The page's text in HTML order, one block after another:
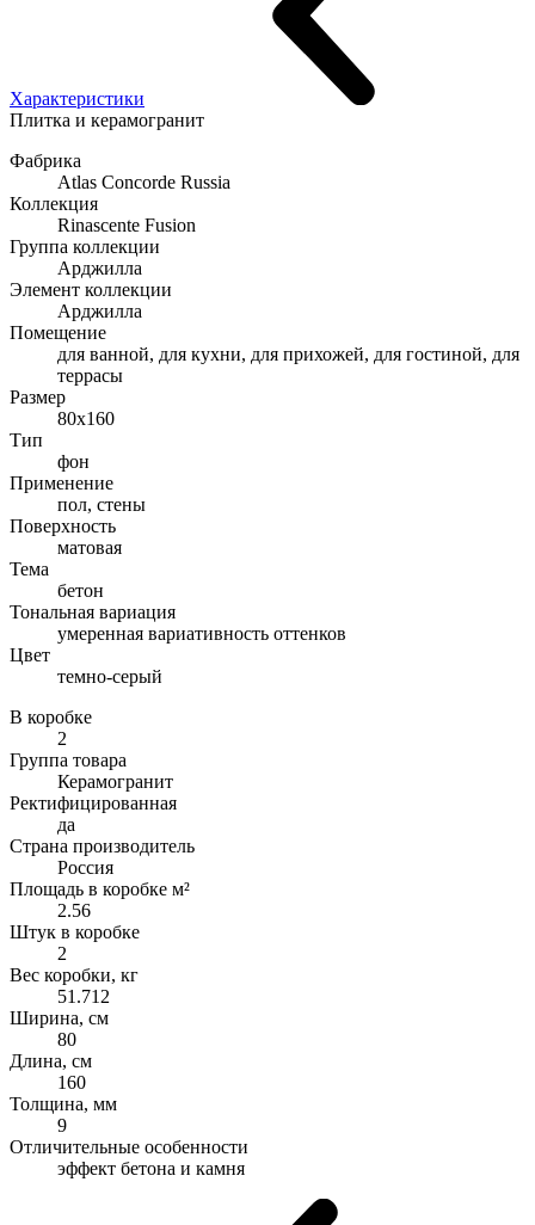
Характеристики
Плитка и керамогранит
Фабрика
Atlas Concorde Russia
Коллекция
Rinascente Fusion
Группа коллекции
Арджилла
Элемент коллекции
Арджилла
Помещение
для ванной, для кухни, для прихожей, для гостиной, для
террасы
Размер
80x160
Тип
фон
Применение
пол, стены
Поверхность
матовая
Тема
бетон
Тональная вариация
умеренная вариативность оттенков
Цвет
темно-серый
В коробке
2
Группа товара
Керамогранит
Ректифицированная
да
Страна производитель
Россия
Площадь в коробке м²
2.56
Штук в коробке
2
Вес коробки, кг
51.712
Ширина, см
80
Длина, см
160
Толщина, мм
9
Отличительные особенности
эффект бетона и камня